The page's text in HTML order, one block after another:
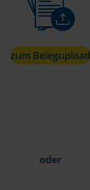
zum Belegupload
oder